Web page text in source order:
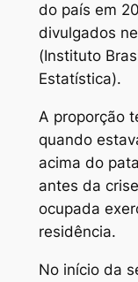
do país em
divulgados
(Instituto
Estatística).
A proporção
quando
acima do
antes da
ocupada
residência.
No início da